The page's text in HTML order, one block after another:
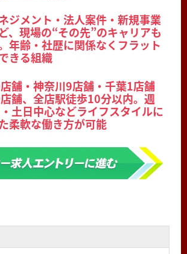
ジメント・法人案件・新規事業
、現場の“その先”のキャリアも
年齢・社歴に関係なくフラット
きる組織
舗・神奈川9店舗・千葉1店舗
舗、全店駅徒歩10分以内。週
土日中心などライフスタイルに
柔軟な働き方が可能